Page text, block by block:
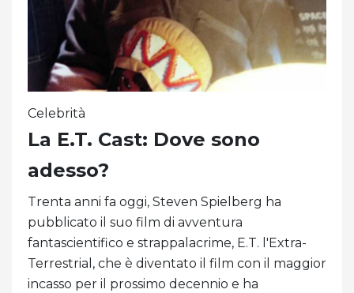
Celebrità
La E.T. Cast: Dove sono
adesso?
Trenta anni fa oggi, Steven Spielberg ha
pubblicato il suo film di avventura
fantascientifico e strappalacrime, E.T. l'Extra-
Terrestrial, che è diventato il film con il maggior
incasso per il prossimo decennio e ha